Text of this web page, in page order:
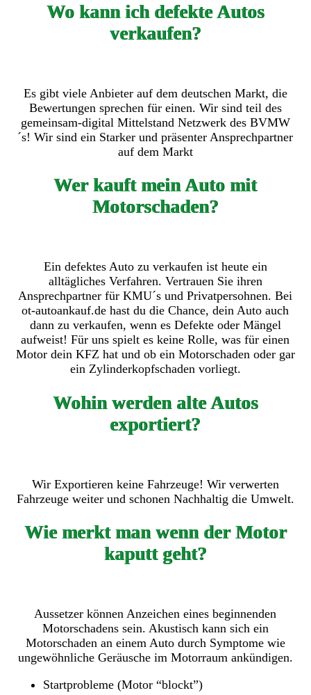
Wo kann ich defekte Autos
verkaufen?
Es gibt viele Anbieter auf dem deutschen Markt, die
Bewertungen sprechen für einen. Wir sind teil des
gemeinsam-digital Mittelstand Netzwerk des BVMW
´s! Wir sind ein Starker und präsenter Ansprechpartner
auf dem Markt
Wer kauft mein Auto mit
Motorschaden?
Ein defektes Auto zu verkaufen ist heute ein
alltägliches Verfahren. Vertrauen Sie ihren
Ansprechpartner für KMU´s und Privatpersohnen. Bei
ot-autoankauf.de hast du die Chance, dein Auto auch
dann zu verkaufen, wenn es Defekte oder Mängel
aufweist! Für uns spielt es keine Rolle, was für einen
Motor dein KFZ hat und ob ein Motorschaden oder gar
ein Zylinderkopfschaden vorliegt.
Wohin werden alte Autos
exportiert?
Wir Exportieren keine Fahrzeuge! Wir verwerten
Fahrzeuge weiter und schonen Nachhaltig die Umwelt.
Wie merkt man wenn der Motor
kaputt geht?
Aussetzer können Anzeichen eines beginnenden
Motorschadens sein. Akustisch kann sich ein
Motorschaden an einem Auto durch Symptome wie
ungewöhnliche Geräusche im Motorraum ankündigen.
Startprobleme (Motor “blockt”)